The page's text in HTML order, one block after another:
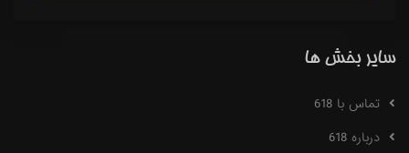
سایر بخش ها
تماس با 618
درباره 618